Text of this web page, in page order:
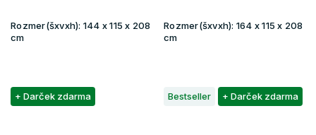
Rozmer(šxvxh): 144 x 115 x 208
cm
Rozmer(šxvxh): 164 x 115 x 208
cm
+ Darček zdarma Bestseller + Darček zdarma